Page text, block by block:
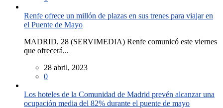
Renfe ofrece un millón de plazas en sus trenes para viajar en
el Puente de Mayo
MADRID, 28 (SERVIMEDIA) Renfe comunicó este viernes
que ofrecerá...
28 abril, 2023
0
Los hoteles de la Comunidad de Madrid prevén alcanzar una
ocupación media del 82% durante el puente de mayo